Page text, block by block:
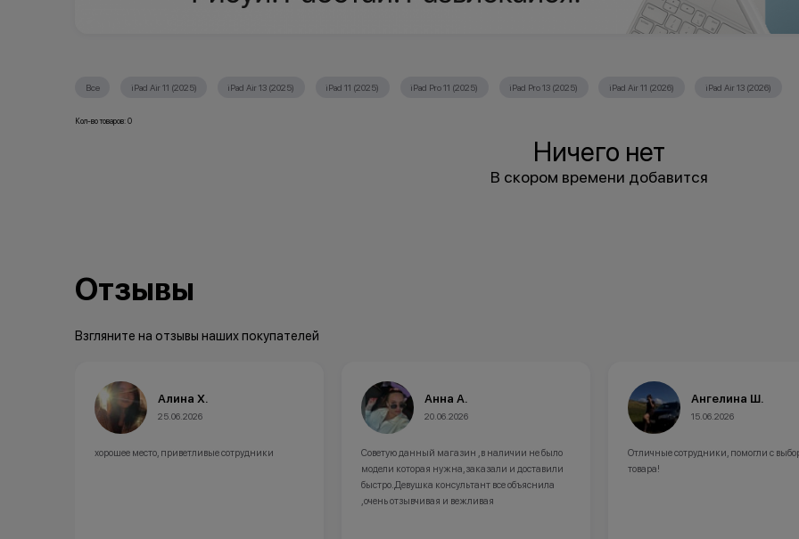
Все iPad Air 11 (2025) iPad Air 13 (2025) iPad 11 (2025) iPad Pro 11 (2025) iPad Pro 13 (2025) iPad Air 11 (2026) iPad Air 13 (2026)
Кол-во товаров: 0
Ничего нет
В скором времени добавится
Отзывы
Взгляните на отзывы наших покупателей
Алина Х.
25.06.2026
хорошее место, приветливые сотрудники
Анна А.
20.06.2026
Советую данный магазин ,в наличии не было
модели которая нужна,заказали и доставили
быстро.Девушка консультант все объяснила
,очень отзывчивая и вежливая
Ангелина Ш.
15.06.2026
Отличные сотрудники, помогли с
товара!